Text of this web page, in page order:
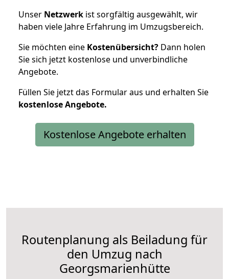
Unser Netzwerk ist sorgfältig ausgewählt, wir
haben viele Jahre Erfahrung im Umzugsbereich.
Sie möchten eine Kostenübersicht? Dann holen
Sie sich jetzt kostenlose und unverbindliche
Angebote.
Füllen Sie jetzt das Formular aus und erhalten Sie
kostenloseAngebote.
Kostenlose Angebote erhalten
Routenplanung als Beiladung für
den Umzug nach
Georgsmarienhütte